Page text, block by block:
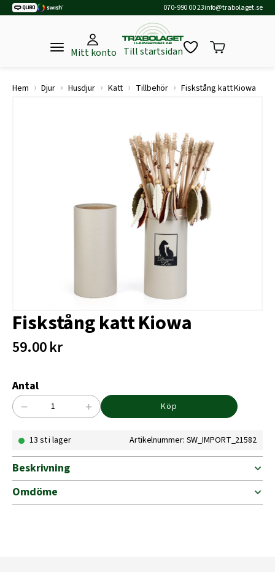
070-990 00 23info@trabolaget.se
Mitt konto Till startsidan
Hem › Djur › Husdjur › Katt › Tillbehör › Fiskstång katt Kiowa
Fiskstång katt Kiowa
59.00kr
Antal
Fiskstång
Kiowa
− + Köp
13 st i lager Artikelnummer: SW_IMPORT_21582
Beskrivning
Omdöme